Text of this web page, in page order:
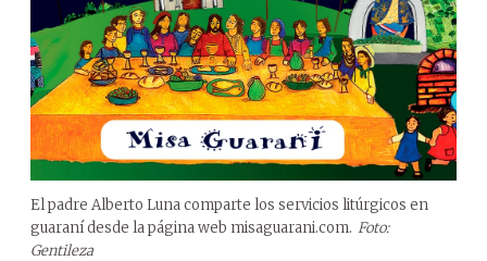
El padre Alberto Luna comparte los servicios litúrgicos en
guaraní desde la página web misaguarani.com. Foto:
Gentileza